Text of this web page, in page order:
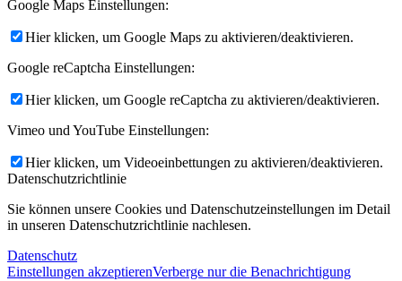
Google Maps Einstellungen:
Hier klicken, um Google Maps zu aktivieren/deaktivieren.
Google reCaptcha Einstellungen:
Hier klicken, um Google reCaptcha zu aktivieren/deaktivieren.
Vimeo und YouTube Einstellungen:
Hier klicken, um Videoeinbettungen zu aktivieren/deaktivieren.
Datenschutzrichtlinie
Sie können unsere Cookies und Datenschutzeinstellungen im Detail
in unseren Datenschutzrichtlinie nachlesen.
Datenschutz
Einstellungen akzeptierenVerberge nur die Benachrichtigung